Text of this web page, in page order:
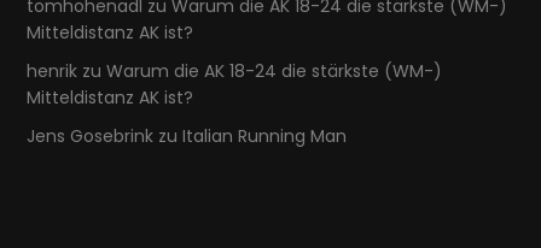
tomhohenadl zuWarum die AK 18-24 die stärkste (WM-)
Mitteldistanz AK ist?
henrik zuWarum die AK 18-24 die stärkste (WM-)
Mitteldistanz AK ist?
Jens Gosebrink zuItalian Running Man